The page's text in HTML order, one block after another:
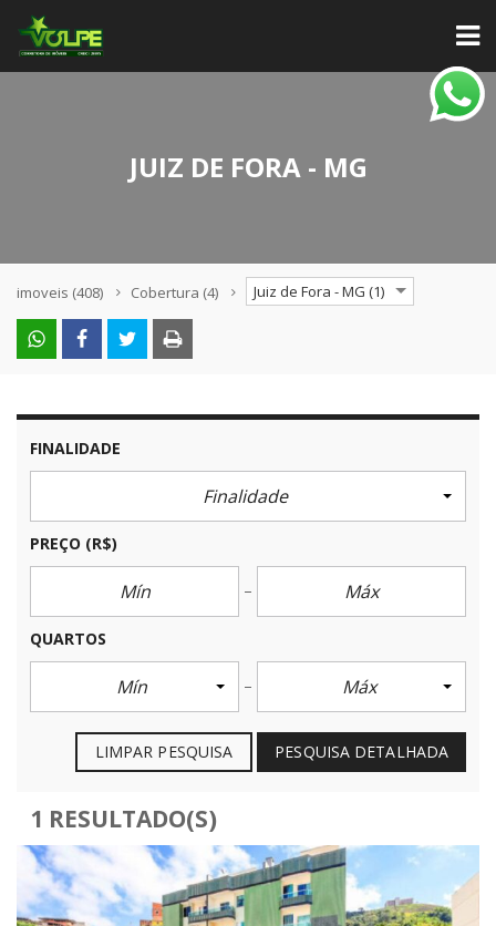
JUIZ DE FORA - MG
imoveis (408) Cobertura (4) Juiz de Fora - MG (1)
FINALIDADE
Finalidade
PREÇO (R$)
QUARTOS
Mín Máx
LIMPAR PESQUISA PESQUISA DETALHADA
1 RESULTADO(S)